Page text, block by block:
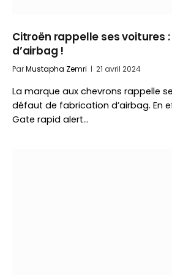
Citroën rappelle ses voitures
d’airbag !
ParMustapha Zemri 21 avril 2024
La marque aux chevrons rappelle
défaut de fabrication d’airbag. En
Gate rapid alert…